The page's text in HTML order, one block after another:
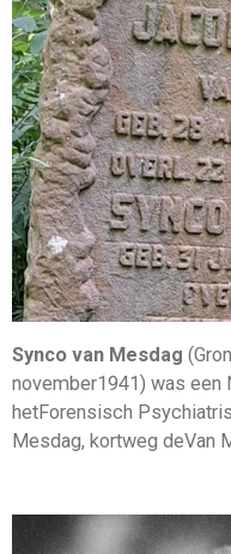
Synco van Mesdag
november1941) was een
hetForensisch
Mesdag, kortweg deVan